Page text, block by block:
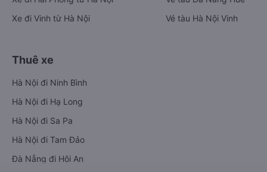
Xe đi Vinh từ Hà Nội
Vé tàu Hà Nội Vinh
Thuê xe
Hà Nội đi Ninh Bình
Hà Nội đi Hạ Long
Hà Nội đi Sa Pa
Hà Nội đi Tam Đảo
Đà Nẵng đi Hội An